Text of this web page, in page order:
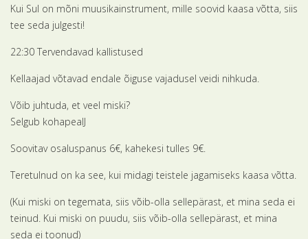
Kui Sul on mõni muusikainstrument, mille soovid kaasa võtta, siis
tee seda julgesti!
22:30 Tervendavad kallistused
Kellaajad võtavad endale õiguse vajadusel veidi nihkuda.
Võib juhtuda, et veel miski?
Selgub kohapealJ
Soovitav osaluspanus 6€, kahekesi tulles 9€.
Teretulnud on ka see, kui midagi teistele jagamiseks kaasa võtta.
(Kui miski on tegemata, siis võib-olla sellepärast, et mina seda ei
teinud. Kui miski on puudu, siis võib-olla sellepärast, et mina
seda ei toonud)